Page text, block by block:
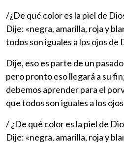
/¿De qué color es la piel de
Dije: «negra, amarilla, roja y
todos son iguales a los ojos de
Dije, eso es parte de un
pero pronto eso llegará a su
debemos aprender para el
que todos son iguales a los
/ ¿De qué color es la piel de
Dije: «negra, amarilla, roja y